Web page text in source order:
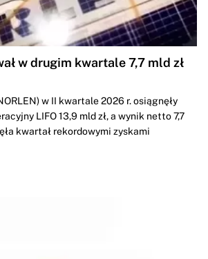
w drugim kwartale 7,7 mld zł
w II kwartale 2026 r. osiągnęły
LIFO 13,9 mld zł, a wynik netto 7,7
kwartał rekordowymi zyskami